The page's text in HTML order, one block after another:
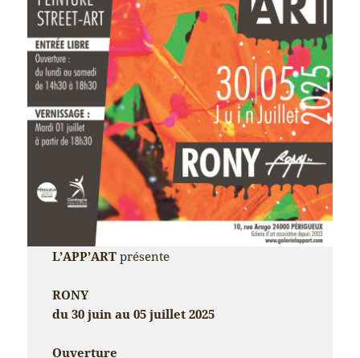
L’APP’ART présente
RONY
du 30 juin au 05 juillet 2025
Ouverture